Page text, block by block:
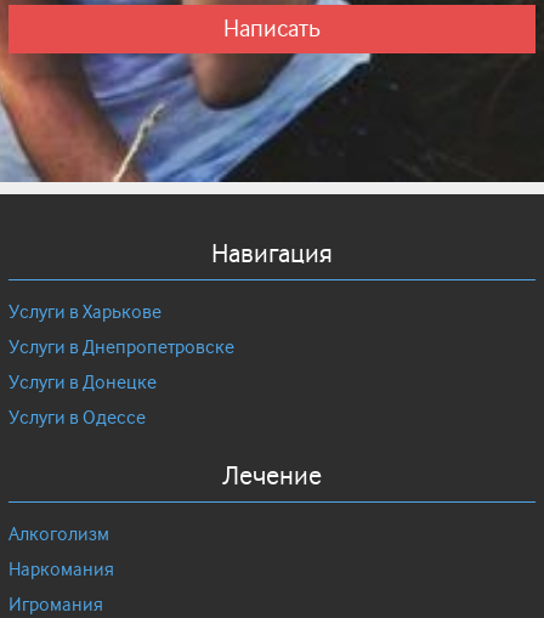
Написать
Навигация
Услуги в Харькове
Услуги в Днепропетровске
Услуги в Донецке
Услуги в Одессе
Лечение
Алкоголизм
Наркомания
Игромания